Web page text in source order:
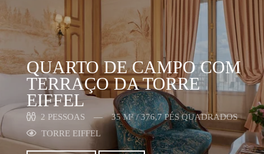
QUARTO DE CAMPO COM
TERRAÇO DA TORRE
EIFFEL
2 PESSOAS
35 M² / 376,7 PÉS QUADRADOS
TORRE EIFFEL